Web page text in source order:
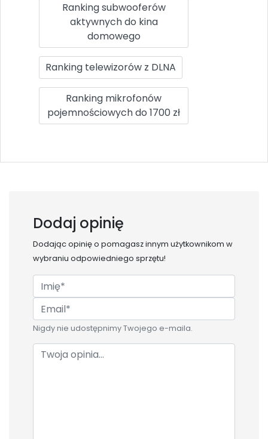
Ranking subwooferów
aktywnych do kina
domowego
Ranking telewizorów z DLNA
Ranking mikrofonów
pojemnościowych do 1700 zł
Dodaj opinię
Dodając opinię o pomagasz innym użytkownikom w
wybraniu odpowiedniego sprzętu!
Nigdy nie udostępnimy Twojego e-maila.